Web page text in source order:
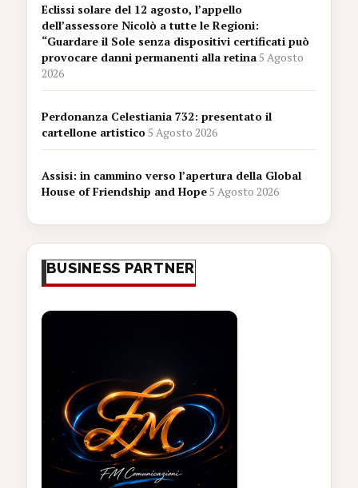
Eclissi solare del 12 agosto, l’appello
dell’assessore Nicolò a tutte le Regioni:
“Guardare il Sole senza dispositivi certificati può
provocare danni permanenti alla retina5 Agosto
2026
Perdonanza Celestiania 732: presentato il
cartellone artistico5 Agosto 2026
Assisi: in cammino verso l’apertura della Global
House of Friendship and Hope5 Agosto 2026
BUSINESS PARTNER